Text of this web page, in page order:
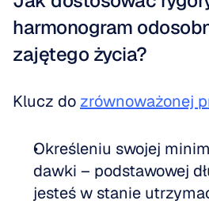
harmonogram
zajętego życia?
Klucz do zrównoważonej
Określeniu swojej
dawki – podstawowej
jesteś w stanie